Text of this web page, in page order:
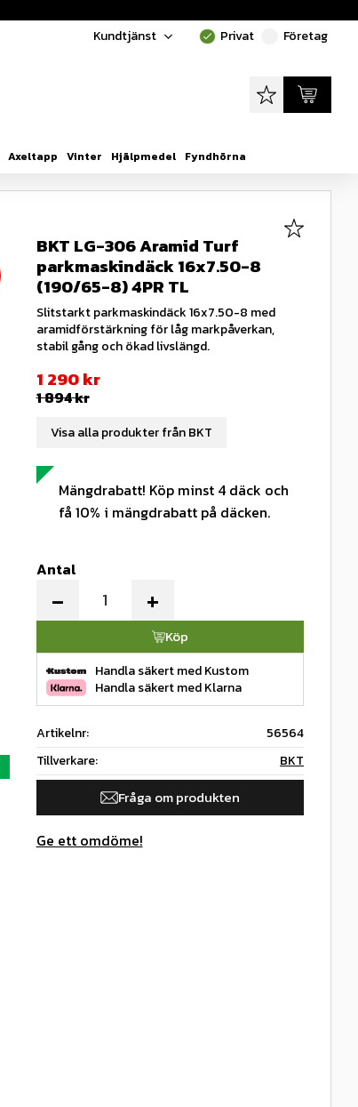
Kundtjänst done Privat Företag
Favoriter
Kundvagn
Axeltapp Vinter Hjälpmedel Fyndhörna
BKT LG-306 Aramid Turf
parkmaskindäck 16x7.50-8
(190/65-8) 4PR TL
Slitstarkt parkmaskindäck 16x7.50-8 med
aramidförstärkning för låg markpåverkan,
stabil gång och ökad livslängd.
Mängdrabatt! Köp minst 4 däck och
få 10% i mängdrabatt på däcken.
Nedsatt pris:
1 290kr
Ordinarie pris:
1 894kr
Antal
+
-
Köp
Handla säkert med Kustom
Handla säkert med Klarna
Lägg till
Artikelnr
56564
Tillverkare
BKT
Fråga om produkten
Visa alla produkter från BKT
Ge ett omdöme!